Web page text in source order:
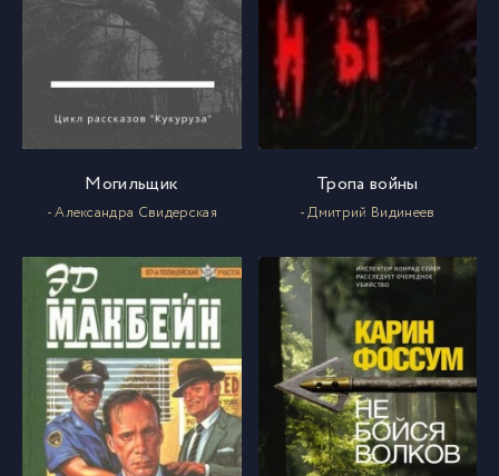
Могильщик
- Александра Свидерская
Тропа войны
- Дмитрий Видинеев